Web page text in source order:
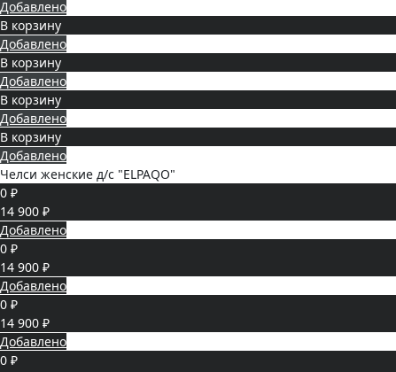
Добавлено
В корзину
Добавлено
В корзину
Добавлено
В корзину
Добавлено
В корзину
Добавлено
Челси женские д/с "ELPAQO"
0 ₽
14 900 ₽
Добавлено
0 ₽
14 900 ₽
Добавлено
0 ₽
14 900 ₽
Добавлено
0 ₽